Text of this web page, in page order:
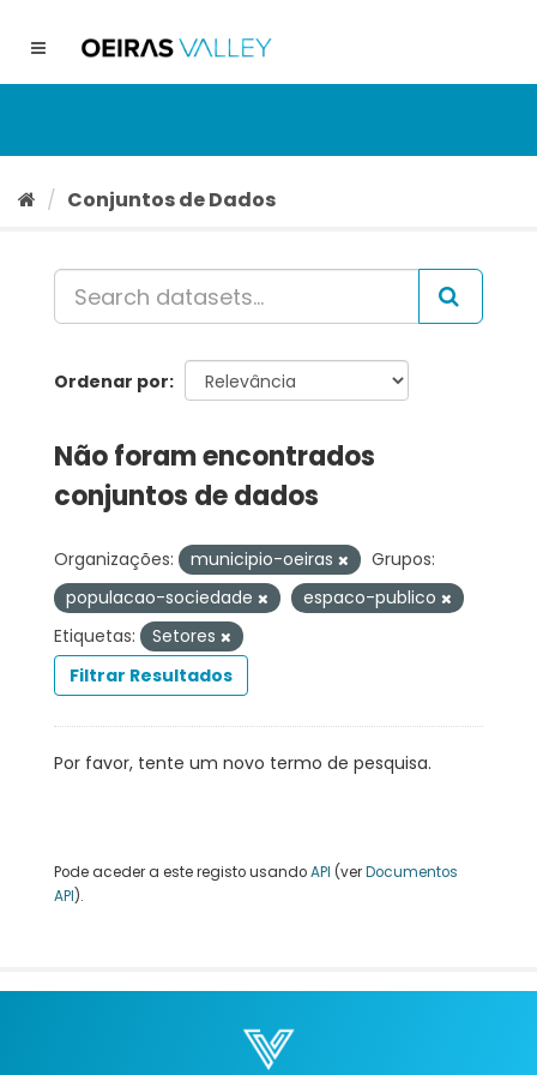
conteúdo
Toggle
Conjuntos de Dados
Ordenar por
Não foram encontrados
conjuntos de dados
Organizações: municipio-oeiras
Grupos:
populacao-sociedade
espaco-publico
Etiquetas:
Setores
Filtrar Resultados
Por favor, tente um novo termo de pesquisa.
Pode aceder a este registo usandoAPI (verDocumentos
API).